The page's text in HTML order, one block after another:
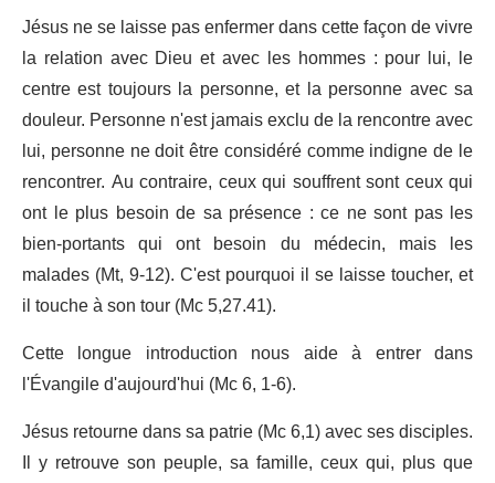
Jésus ne se laisse pas enfermer dans cette façon de vivre
la relation avec Dieu et avec les hommes : pour lui, le
centre est toujours la personne, et la personne avec sa
douleur. Personne n'est jamais exclu de la rencontre avec
lui, personne ne doit être considéré comme indigne de le
rencontrer. Au contraire, ceux qui souffrent sont ceux qui
ont le plus besoin de sa présence : ce ne sont pas les
bien-portants qui ont besoin du médecin, mais les
malades (Mt, 9-12). C'est pourquoi il se laisse toucher, et
il touche à son tour (Mc 5,27.41).
Cette longue introduction nous aide à entrer dans
l'Évangile d'aujourd'hui (Mc 6, 1-6).
Jésus retourne dans sa patrie (Mc 6,1) avec ses disciples.
Il y retrouve son peuple, sa famille, ceux qui, plus que